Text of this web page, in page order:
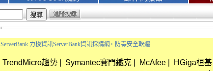
ServerBank 力梭資訊ServerBank資訊採購網> 防毒安全軟體
TrendMicro趨勢 Symantec賽門鐵克 McAfee HGiga桓基